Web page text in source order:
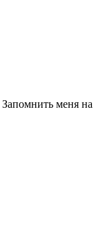
Запомнить меня на